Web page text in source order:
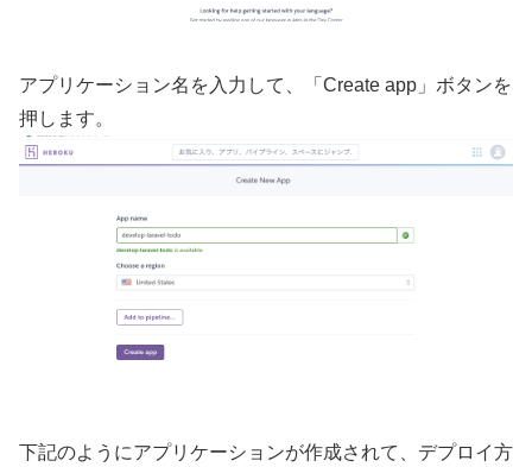
アプリケーション名を入力して、「Create app」ボタンを
押します。
下記のようにアプリケーションが作成されて、デプロイ方